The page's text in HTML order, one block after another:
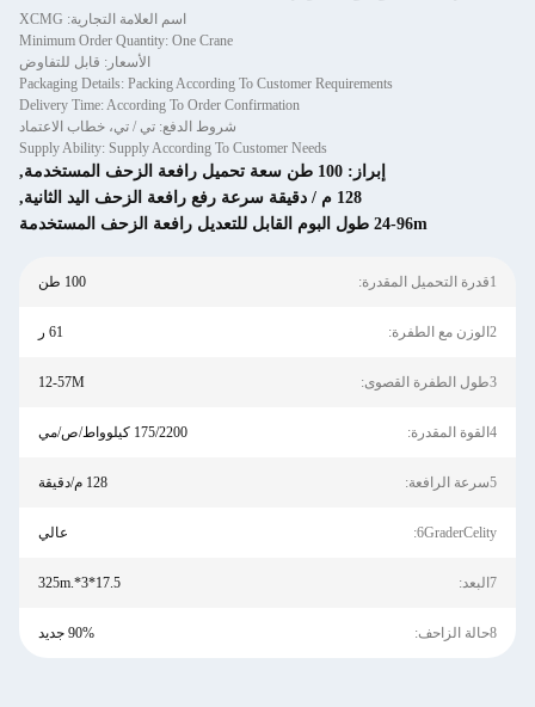
اسم العلامة التجارية: XCMG
Minimum Order Quantity: One Crane
الأسعار: قابل للتفاوض
Packaging Details: Packing According To Customer Requirements
Delivery Time: According To Order Confirmation
شروط الدفع: تي / تي، خطاب الاعتماد
Supply Ability: Supply According To Customer Needs
إبراز: 100 طن سعة تحميل رافعة الزحف المستخدمة
,
128 م / دقيقة سرعة رفع رافعة الزحف اليد الثانية
,
24-96m طول البوم القابل للتعديل رافعة الزحف المستخدمة
1قدرة التحميل المقدرة: 100 طن
2الوزن مع الطفرة: 61 ر
3طول الطفرة القصوى: 12-57M
4القوة المقدرة: 175/2200 كيلوواط/ص/مي
5سرعة الرافعة: 128 م/دقيقة
6GraderCelity: عالي
7البعد: 17.5*3*.325m
8حالة الزاحف: 90% جديد